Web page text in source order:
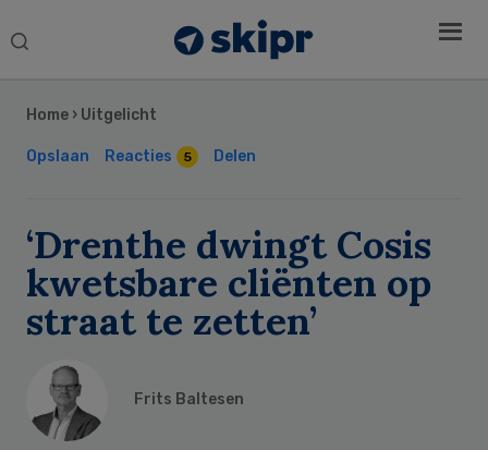
Search
Home › Uitgelicht
Opslaan Reacties 5 Delen
‘Drenthe dwingt Cosis
kwetsbare cliënten op
straat te zetten’
Frits Baltesen
Sidebar